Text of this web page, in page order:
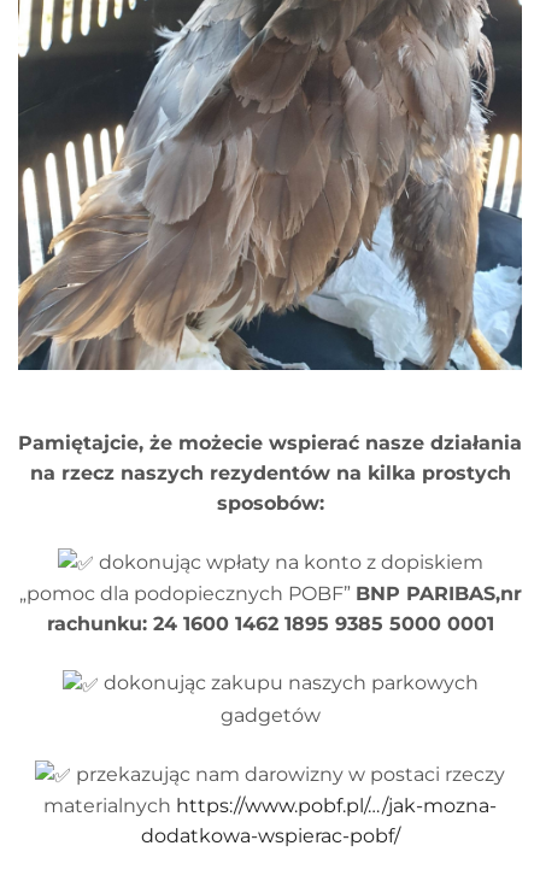
Pamiętajcie, że możecie wspierać nasze działania
na rzecz naszych rezydentów na kilka prostych
sposobów:
dokonując wpłaty na konto z dopiskiem
„pomoc dla podopiecznych POBF” BNP PARIBAS,nr
rachunku: 24 1600 1462 1895 9385 5000 0001
dokonując zakupu naszych parkowych
gadgetów
przekazując nam darowizny w postaci rzeczy
materialnych https://www.pobf.pl/…/jak-mozna-
dodatkowa-wspierac-pobf/